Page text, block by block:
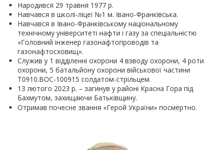
Народився 29 травня 1977 р.
Навчався в школі-ліцеї №1 м. Івано-Франківська.
Навчався в Івано-Франківському національному
технічному університеті нафти і газу за спеціальністю
«Головний інженер газонафтопроводів та
газонафтосховищ».
Служив у 1 відділенні охорони 4 взводу охорони, 4 роти
охорони, 5 батальйону охорони військової частини
Т0910.ВОС-100915 солдатом-стрільцем.
13 лютого 2023 р. – загинув у районі Красна Гора під
Бахмутом, захищаючи Батьківщину.
Отримав почесне звання «Герой України» посмертно.